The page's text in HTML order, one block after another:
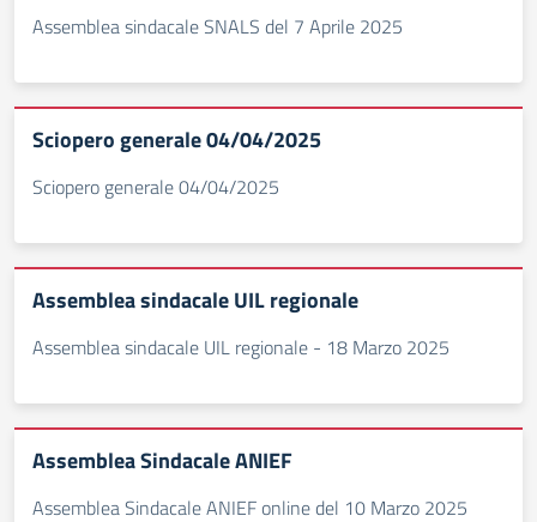
Assemblea sindacale SNALS del 7 Aprile 2025
Sciopero generale 04/04/2025
Sciopero generale 04/04/2025
Assemblea sindacale UIL regionale
Assemblea sindacale UIL regionale - 18 Marzo 2025
Assemblea Sindacale ANIEF
Assemblea Sindacale ANIEF online del 10 Marzo 2025